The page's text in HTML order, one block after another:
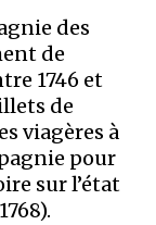
des
de
1746 et
de
viagères à
pour
sur l’état